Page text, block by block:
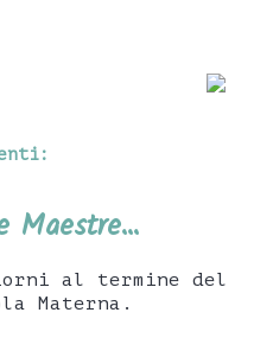
Maestre...
al termine del
Materna.